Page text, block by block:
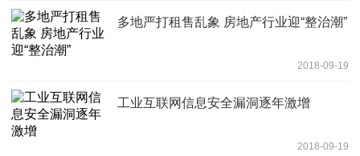
多地严打租售乱象 房地产行业迎“整治潮”
2018-09-19
工业互联网信息安全漏洞逐年激增
2018-09-19